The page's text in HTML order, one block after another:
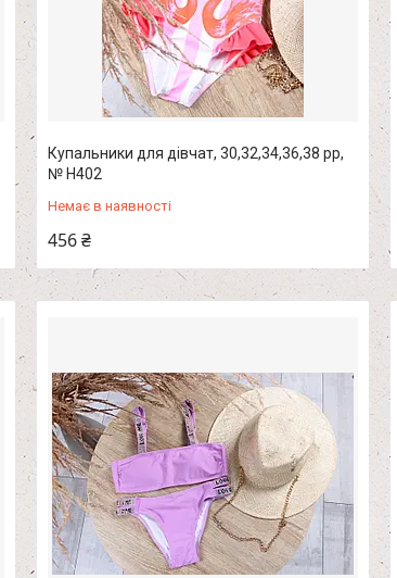
Купальники для дівчат, 30,32,34,36,38 рр,
№ H402
Немає в наявності
456 ₴